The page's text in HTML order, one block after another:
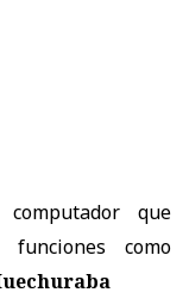
que
como